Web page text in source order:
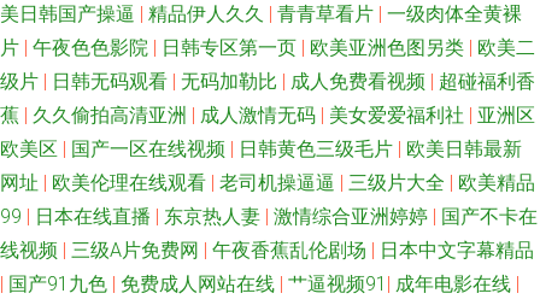
址 日韩福利资源网 91在线免费视频观看 欧美成人乱 91网站在线播放 美女抠
逼 91ncom视频 久久偷拍 91n一页二页三页 激情都市瑟瑟瑟 五月先锋影视
在线成人网 91精品福利入口 久久青青草视频网站免 宅男看片网站 精品国产
久久美女免费 91传谋视频 国产精品久久 色亚洲色天堂 第一导航 亚洲婷婷黄
美日韩国产操逼 | 精品伊人久久 | 青青草看片 | 一级肉体全黄裸
片 | 午夜色色影院 | 日韩专区第一页 | 欧美亚洲色图另类 | 欧美二
级片 | 日韩无码观看 | 无码加勒比 | 成人免费看视频 | 超碰福利香
蕉 | 久久偷拍高清亚洲 | 成人激情无码 | 美女爱爱福利社 | 亚洲区
欧美区 | 国产一区在线视频 | 日韩黄色三级毛片 | 欧美日韩最新
网址 | 欧美伦理在线观看 | 老司机操逼逼 | 三级片大全 | 欧美精品
99 | 日本在线直播 | 东京热人妻 | 激情综合亚洲婷婷 | 国产不卡在
线视频 | 三级A片免费网 | 午夜香蕉乱伦剧场 | 日本中文字幕精品
| 国产91九色 | 免费成人网站在线 | 艹逼视频91 | 成年电影在线 |